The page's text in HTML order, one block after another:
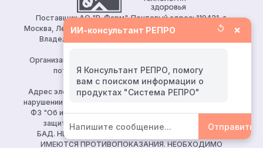
Поставщик АО "Р-Фарм". Почтовый адрес: 119421, г.
Москва, Ленинский проспект, д.111, корп.1, этаж 5, ком.128.
Владелец сайта: АО «Р-Фарм» 123154, Москва, ул.
Организация, уполномоченная принимать претензии от
потребителей: ООО «Р-Фарм Косметикс»
Тел:+7 (495) 165 10 75
Адрес электронной почты для направления заявления о
нарушении авторских и (или) смежных прав (ч. 2 ст. 10, 149-
ФЗ "Об информации, информационных технологиях и о
защите информации")
reproapotheka@rpharm.ru
БАД. НЕ ЯВЛЯЕТСЯ ЛЕКАРСТВЕННЫМ СРЕДСТВОМ.
ИМЕЮТСЯ ПРОТИВОПОКАЗАНИЯ. НЕОБХОДИМО
ИИ-консультант РЕПРО ↺ ×
Я Консультант РЕПРО, помогу
вам с поиском информации о
Отправить